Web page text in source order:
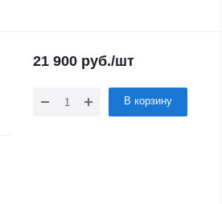
21 900 руб./шт
В корзину